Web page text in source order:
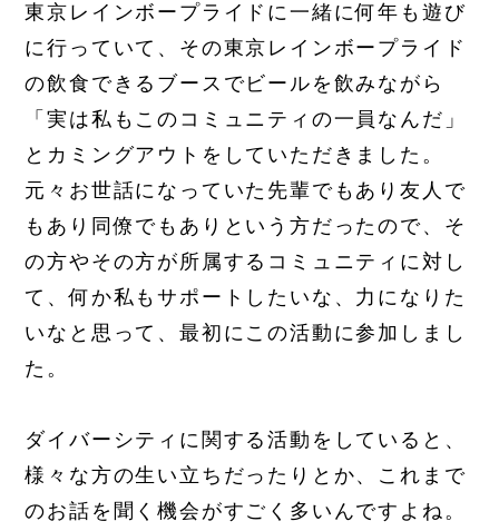
東京レインボープライドに一緒に何年も遊び
に行っていて、その東京レインボープライド
の飲食できるブースでビールを飲みながら
「実は私もこのコミュニティの一員なんだ」
とカミングアウトをしていただきました。
元々お世話になっていた先輩でもあり友人で
もあり同僚でもありという方だったので、そ
の方やその方が所属するコミュニティに対し
て、何か私もサポートしたいな、力になりた
いなと思って、最初にこの活動に参加しまし
た。
ダイバーシティに関する活動をしていると、
様々な方の生い立ちだったりとか、これまで
のお話を聞く機会がすごく多いんですよね。